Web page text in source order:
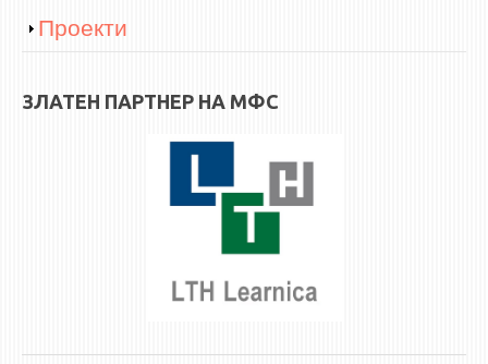
Show
Проекти
ЗЛАТЕН ПАРТНЕР НА МФС